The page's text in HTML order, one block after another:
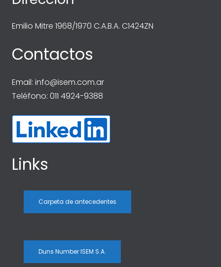
Emilio Mitre 1968/1970 C.A.B.A. C1424ZN
Contactos
Email: info@isem.com.ar
Teléfono: 011 4924-9388
Links
Carpeta de antecedentes
Duns Number ISEM S.A.